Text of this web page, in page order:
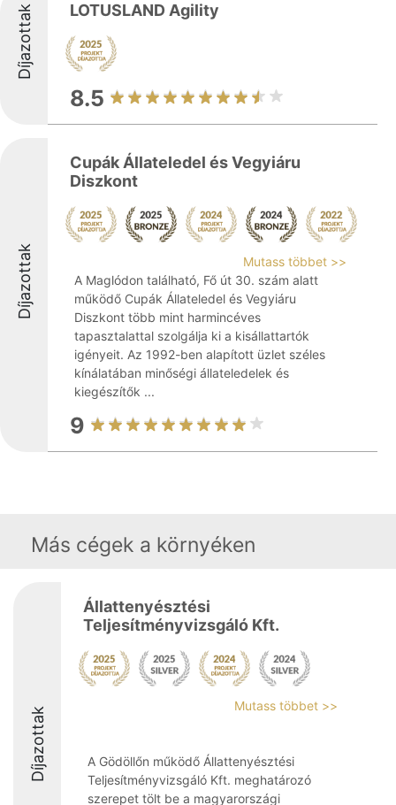
Díjazottak LOTUSLAND Agility
8.5
Díjazottak
Cupák Állateledel és Vegyiáru
Diszkont
Mutass többet >>
A Maglódon található, Fő út 30. szám alatt
működő Cupák Állateledel és Vegyiáru
Diszkont több mint harmincéves
tapasztalattal szolgálja ki a kisállattartók
igényeit. Az 1992-ben alapított üzlet széles
kínálatában minőségi állateledelek és
kiegészítők ...
9
Más cégek a környéken
Díjazottak
Állattenyésztési
Teljesítményvizsgáló Kft.
Mutass többet >>
A Gödöllőn működő Állattenyésztési
Teljesítményvizsgáló Kft. meghatározó
szerepet tölt be a magyarországi